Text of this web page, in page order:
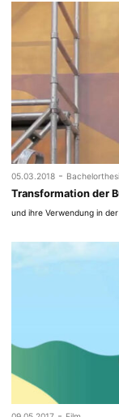
05.03.2018 -
Transformation der
und ihre Verwendung in